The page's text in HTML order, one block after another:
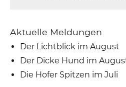
Aktuelle Meldungen
Der Lichtblick im August
Der Dicke Hund im
Die Hofer Spitzen im Juli